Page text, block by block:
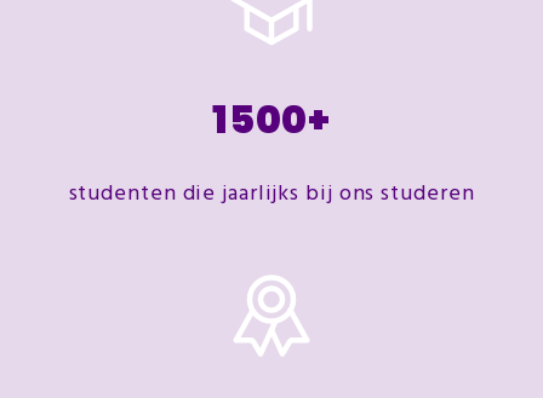
1500+
studenten die jaarlijks bij ons studeren